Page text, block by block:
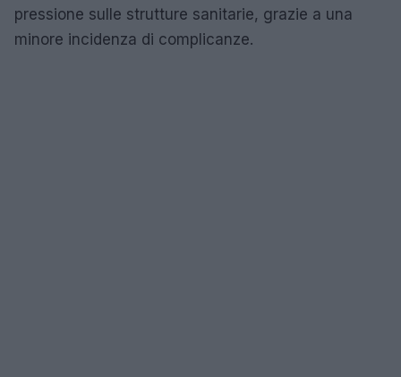
pressione sulle strutture sanitarie, grazie a una
minore incidenza di complicanze.